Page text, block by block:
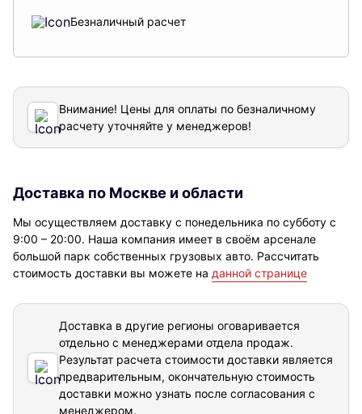
Безналичный расчет
Внимание! Цены для оплаты по безналичному
расчету уточняйте у менеджеров!
Доставка по Москве и области
Мы осуществляем доставку с понедельника по субботу с
9:00 – 20:00. Наша компания имеет в своём арсенале
большой парк собственных грузовых авто. Рассчитать
стоимость доставки вы можете на данной странице
Доставка в другие регионы оговаривается
отдельно с менеджерами отдела продаж.
Результат расчета стоимости доставки является
предварительным, окончательную стоимость
доставки можно узнать после согласования с
менеджером.